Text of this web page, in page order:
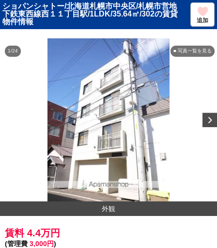
ショパンシャトー/北海道札幌市中央区/札幌市営地
下鉄東西線西１１丁目駅/1LDK/35.64㎡/302の賃貸
物件情報
追加
■ 写真一覧を見る
1/24
外観
賃料 4.4万円
(管理費 3,000円)